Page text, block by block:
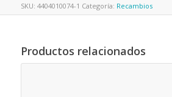
SKU: 4404010074-1 Categoría: Recambios
Productos relacionados